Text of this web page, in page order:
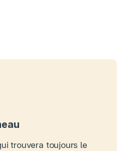
trouvera toujours le